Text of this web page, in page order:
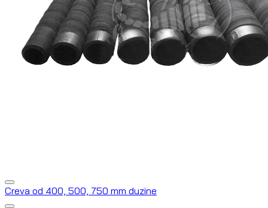
Creva od 400, 500, 750 mm duzine